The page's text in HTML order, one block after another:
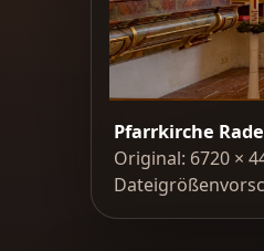
Pfarrkirche
Original: 6720 ×